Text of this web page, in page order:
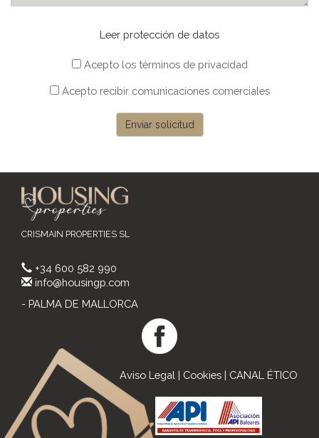
Leer protección de datos
Acepto los términos de privacidad
Acepto recibir comunicaciones comerciales
Enviar solicitud
CRISMAIN PROPERTIES SL
+34 600 582 990
info@housingp.com
- PALMA DE MALLORCA
Aviso Legal | Cookies | CANAL ÉTICO